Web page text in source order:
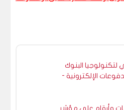
لتكنولوجيا البنوك
الإلكترونية -
وأرقام على مؤشر